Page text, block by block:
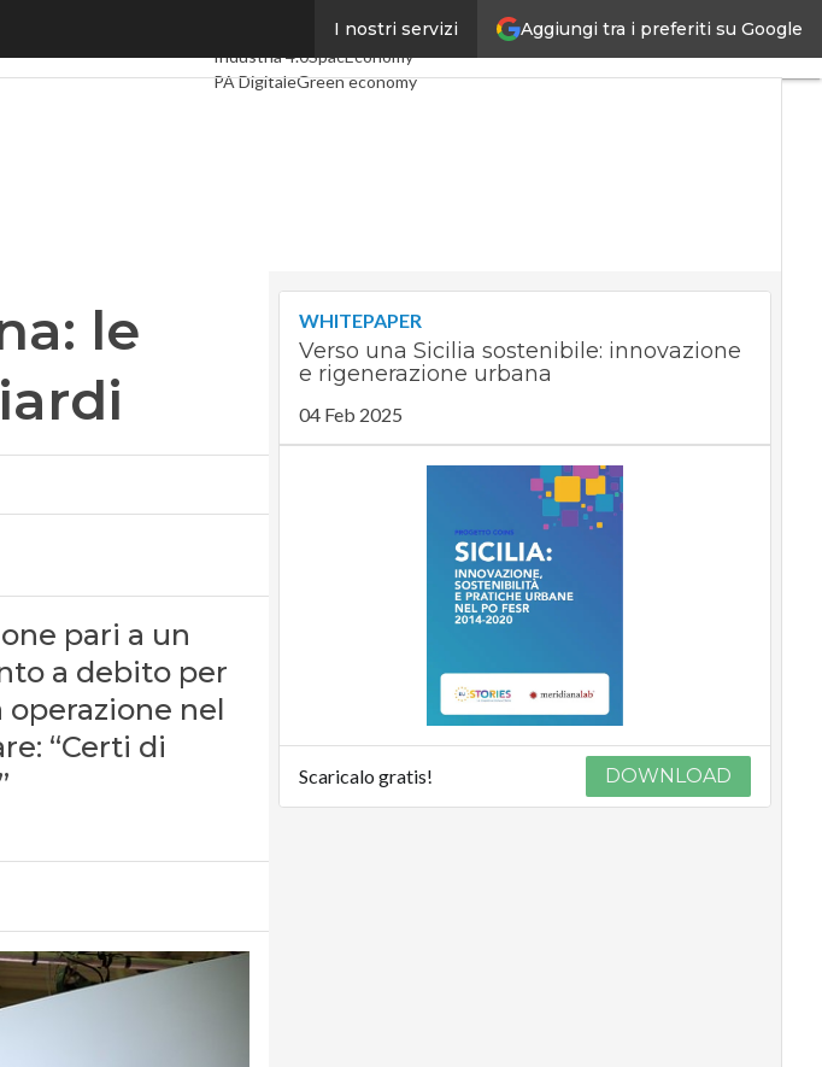
Aggiungi tra i preferiti su Google
I nostri servizi
Digital EconomyTelco
Industria 4.0SpacEconomy
PA DigitaleGreen economy
le
pari a un
a debito per
nel
“Certi di
WHITEPAPER
Verso una Sicilia sostenibile: innovazione
e rigenerazione urbana
04 Feb 2025
Scaricalo gratis! DOWNLOAD